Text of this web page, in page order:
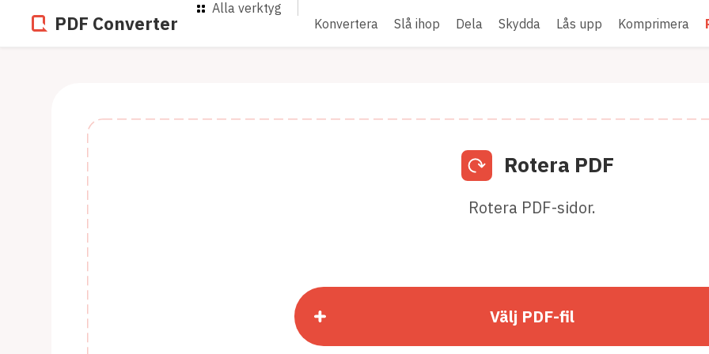
PDF Converter
Alla verktyg
Konvertera
Slå ihop Dela Skydda Lås upp Komprimera
Rotera PDF
Rotera PDF-sidor.
Välj PDF-fil